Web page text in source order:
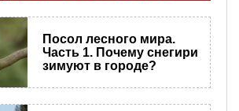
Посол лесного мира.
Часть 1. Почему снегири
зимуют в городе?